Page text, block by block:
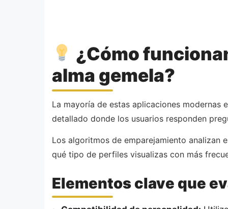
¿Cómo
alma gemela?
La mayoría de estas aplicaciones
detallado donde los usuarios responden
Los algoritmos de emparejamiento
qué tipo de perfiles visualizas con más
Elementos clave que